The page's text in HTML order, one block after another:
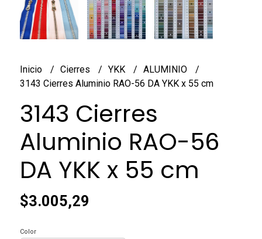
Inicio Cierres YKK
ALUMINIO
3143 Cierres Aluminio RAO-56 DA YKK x 55 cm
3143 Cierres
Aluminio RAO-56
DA YKK x 55 cm
$3.005,29
Color